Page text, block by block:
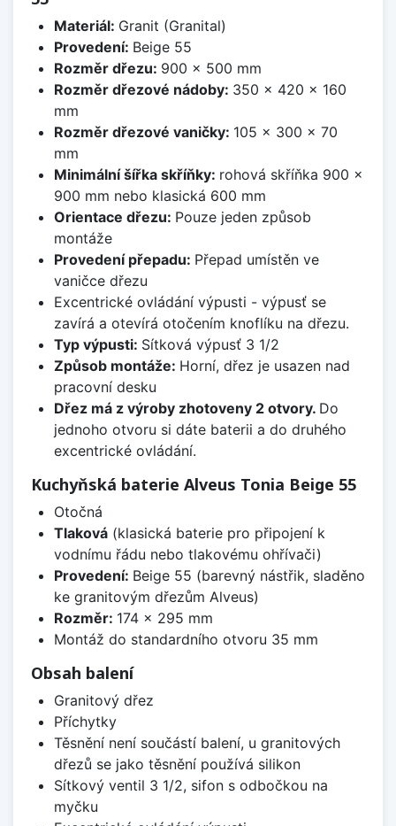
Materiál: Granit (Granital)
Provedení: Beige 55
Rozměr dřezu: 900 x 500 mm
Rozměr dřezové nádoby: 350 x 420 x 160
mm
Rozměr dřezové vaničky: 105 x 300 x 70
mm
Minimální šířka skříňky: rohová skříňka 900 x
900 mm nebo klasická 600 mm
Orientace dřezu: Pouze jeden způsob
montáže
Provedení přepadu: Přepad umístěn ve
vaničce dřezu
Excentrické ovládání výpusti - výpusť se
zavírá a otevírá otočením knoflíku na dřezu.
Typ výpusti: Sítková výpusť 3 1/2
Způsob montáže: Horní, dřez je usazen nad
pracovní desku
Dřez má z výroby zhotoveny 2 otvory. Do
jednoho otvoru si dáte baterii a do druhého
excentrické ovládání.
Kuchyňská baterie Alveus Tonia Beige 55
Otočná
Tlaková(klasická baterie pro připojení k
vodnímu řádu nebo tlakovému ohřívači)
Provedení: Beige 55 (barevný nástřik, sladěno
ke granitovým dřezům Alveus)
Rozměr: 174 x 295 mm
Montáž do standardního otvoru 35 mm
Obsah balení
Granitový dřez
Příchytky
Těsnění není součástí balení, u granitových
dřezů se jako těsnění používá silikon
Sítkový ventil 3 1/2, sifon s odbočkou na
myčku